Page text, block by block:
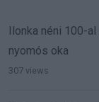
Ilonka néni 100-
nyomós oka
307 views